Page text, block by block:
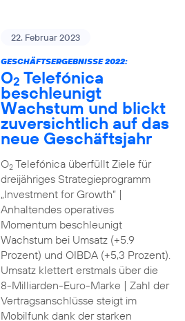
22. Februar 2023
GESCHÄFTSERGEBNISSE 2022:
O2 Telefónica
beschleunigt
Wachstum und blickt
zuversichtlich auf das
neue Geschäftsjahr
O2Telefónica überfüllt Ziele für
dreijähriges Strategieprogramm
„Investment for Growth“ |
Anhaltendes operatives
Momentum beschleunigt
Wachstum bei Umsatz (+5.9
Prozent) und OIBDA (+5,3 Prozent).
Umsatz klettert erstmals über die
8-Milliarden-Euro-Marke | Zahl der
Vertragsanschlüsse steigt im
Mobilfunk dank der starken